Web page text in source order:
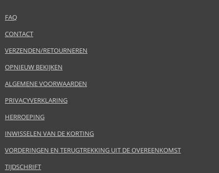
FAQ
CONTACT
VERZENDEN/RETOURNEREN
OPNIEUW BEKIJKEN
ALGEMENE VOORWAARDEN
PRIVACYVERKLARING
HERROEPING
INWISSELEN VAN DE KORTING
VORDERINGEN EN TERUGTREKKING UIT DE OVEREENKOMST
TIJDSCHRIFT